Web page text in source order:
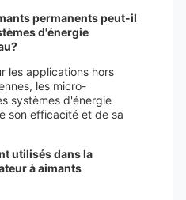
permanents peut-il
d'énergie
les applications hors
les micro-
systèmes d'énergie
son efficacité et de sa
utilisés dans la
à aimants